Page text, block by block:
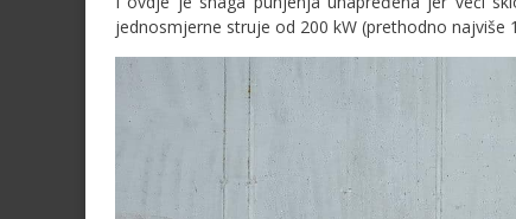
jednosmjerne struje od 200 kW (prethodno najviše